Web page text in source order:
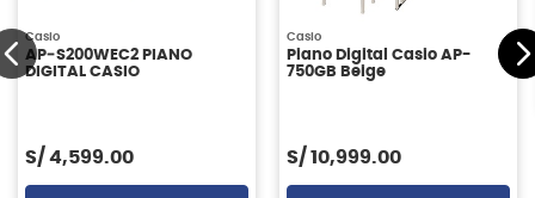
Casio
AP‑S200WEC2 PIANO
DIGITAL CASIO
S/ 4,599.00
Casio
Piano Digital Casio AP-
750GB Beige
S/ 10,999.00